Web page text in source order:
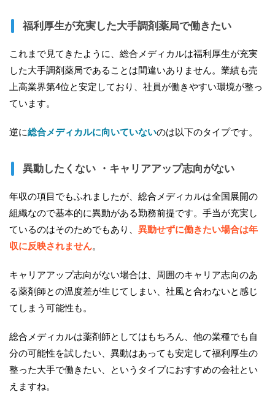
福利厚生が充実した大手調剤薬局で働きたい
これまで見てきたように、総合メディカルは福利厚生が充実
した大手調剤薬局であることは間違いありません。業績も売
上高業界第4位と安定しており、社員が働きやすい環境が整っ
ています。
逆に総合メディカルに向いていないのは以下のタイプです。
異動したくない ・キャリアアップ志向がない
年収の項目でもふれましたが、総合メディカルは全国展開の
組織なので基本的に異動がある勤務前提です。手当が充実し
ているのはそのためでもあり、 異動せずに働きたい場合は年
収に反映されません。
キャリアアップ志向がない場合は、周囲のキャリア志向のあ
る薬剤師との温度差が生じてしまい、社風と合わないと感じ
てしまう可能性も。
総合メディカルは薬剤師としてはもちろん、他の業種でも自
分の可能性を試したい、異動はあっても安定して福利厚生の
整った大手で働きたい、というタイプにおすすめの会社とい
えますね。